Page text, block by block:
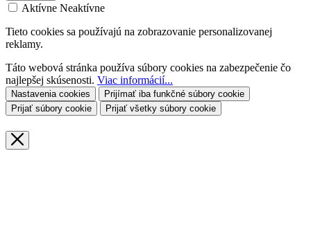
Aktívne Neaktívne
Tieto cookies sa používajú na zobrazovanie personalizovanej
reklamy.
Táto webová stránka používa súbory cookies na zabezpečenie čo
najlepšej skúsenosti. Viac informácií...
Nastavenia cookies
Prijímať iba funkčné súbory cookie
Prijať súbory cookie
Prijať všetky súbory cookie